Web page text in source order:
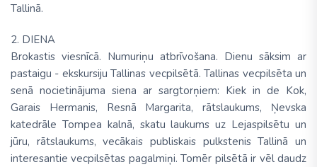
Tallinā.
2. DIENA
Brokastis viesnīcā. Numuriņu atbrīvošana. Dienu sāksim ar
pastaigu - ekskursiju Tallinas vecpilsētā. Tallinas vecpilsēta un
senā nocietinājuma siena ar sargtorņiem: Kiek in de Kok,
Garais Hermanis, Resnā Margarita, rātslaukums, Ņevska
katedrāle Tompea kalnā, skatu laukums uz Lejaspilsētu un
jūru, rātslaukums, vecākais publiskais pulkstenis Tallinā un
interesantie vecpilsētas pagalmiņi. Tomēr pilsētā ir vēl daudz